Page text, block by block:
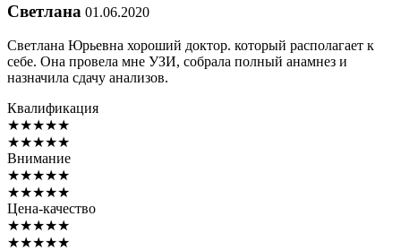
Светлана 01.06.2020
Светлана Юрьевна хороший доктор. который располагает к
себе. Она провела мне УЗИ, собрала полный анамнез и
назначила сдачу анализов.
Квалификация
★★★★★
★★★★★
Внимание
★★★★★
★★★★★
Цена-качество
★★★★★
★★★★★